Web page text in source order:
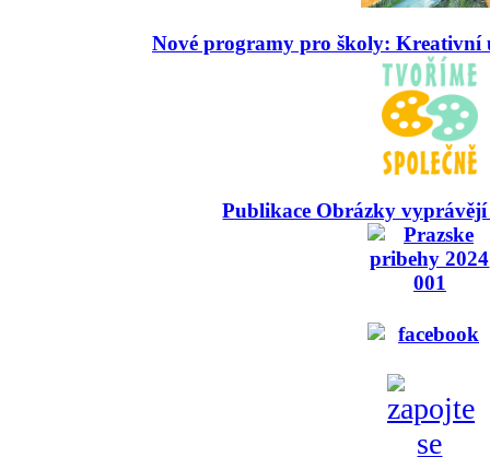
Nové programy pro školy: Kreativní
Publikace Obrázky